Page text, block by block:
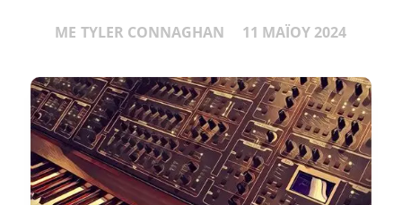
ΜΕ TYLER CONNAGHAN 11 ΜΑΪ́ΟΥ 2024